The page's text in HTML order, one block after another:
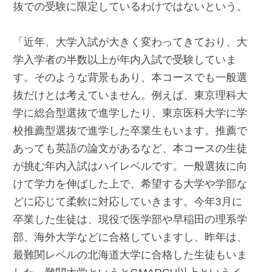
抜での受験に限定しているわけではないという。
「近年、大学入試が大きく変わってきており、大
学入学者の半数以上が年内入試で受験していま
す。そのような背景もあり、本コースでも一般選
抜だけとは考えていません。例えば、東京理科大
学に総合型選抜で進学したり、東京医科大学に学
校推薦型選抜で進学した卒業生もいます。推薦で
あっても英語の論文があるなど、本コースの生徒
が挑む年内入試はハイレベルです。一般選抜に向
けて学力を伸ばした上で、希望する大学や学部な
どに応じて柔軟に対応していきます。今年3月に
卒業した生徒は、現役で医学部や早稲田の理系学
部、海外大学などに合格していますし、昨年は、
最難関レベルの北海道大学に合格した生徒もいま